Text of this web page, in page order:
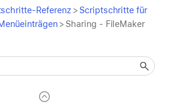
Referenz > Scriptschritte für
> Sharing - FileMaker